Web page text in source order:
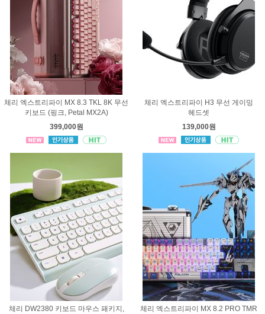
체리 엑스트리파이 MX 8.3 TKL 8K 무선
키보드 (핑크, Petal MX2A)
399,000원
체리 엑스트리파이 H3 무선 게이밍
헤드셋
139,000원
체리 DW2380 키보드 마우스 패키지,
체리 엑스트리파이 MX 8.2 PRO TMR